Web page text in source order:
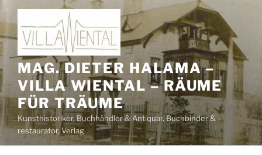
Zum
Inhalt
springen
MAG. DIETER HALAMA –
VILLA WIENTAL – RÄUME
FÜR TRÄUME
Kunsthistoriker, Buchhändler & Antiquar, Buchbinder & -
restaurator, Verlag